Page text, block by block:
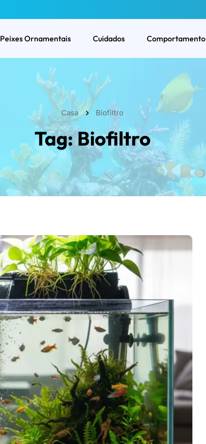
Peixes Ornamentais Cuidados Comportamento
Casa Biofiltro
Tag:Biofiltro